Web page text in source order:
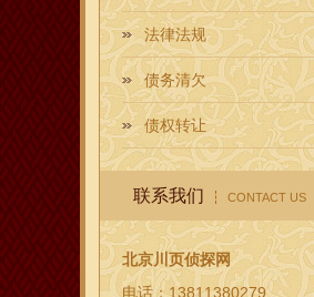
法律法规
债务清欠
债权转让
联系我们 CONTACT US
北京川页侦探网
电话：13811380279